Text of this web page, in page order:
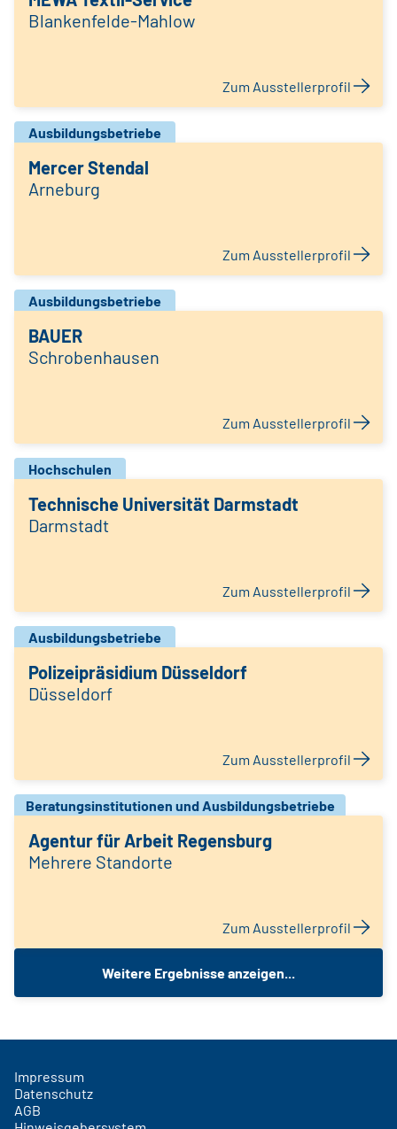
Blankenfelde-Mahlow
Zum Ausstellerprofil
Ausbildungsbetriebe
Mercer Stendal
Arneburg
Zum Ausstellerprofil
Ausbildungsbetriebe
BAUER
Schrobenhausen
Zum Ausstellerprofil
Hochschulen
Technische Universität Darmstadt
Darmstadt
Zum Ausstellerprofil
Ausbildungsbetriebe
Polizeipräsidium Düsseldorf
Düsseldorf
Zum Ausstellerprofil
Beratungsinstitutionen und Ausbildungsbetriebe
Agentur für Arbeit Regensburg
Mehrere Standorte
Zum Ausstellerprofil
Weitere Ergebnisse anzeigen...
Impressum
Datenschutz
AGB